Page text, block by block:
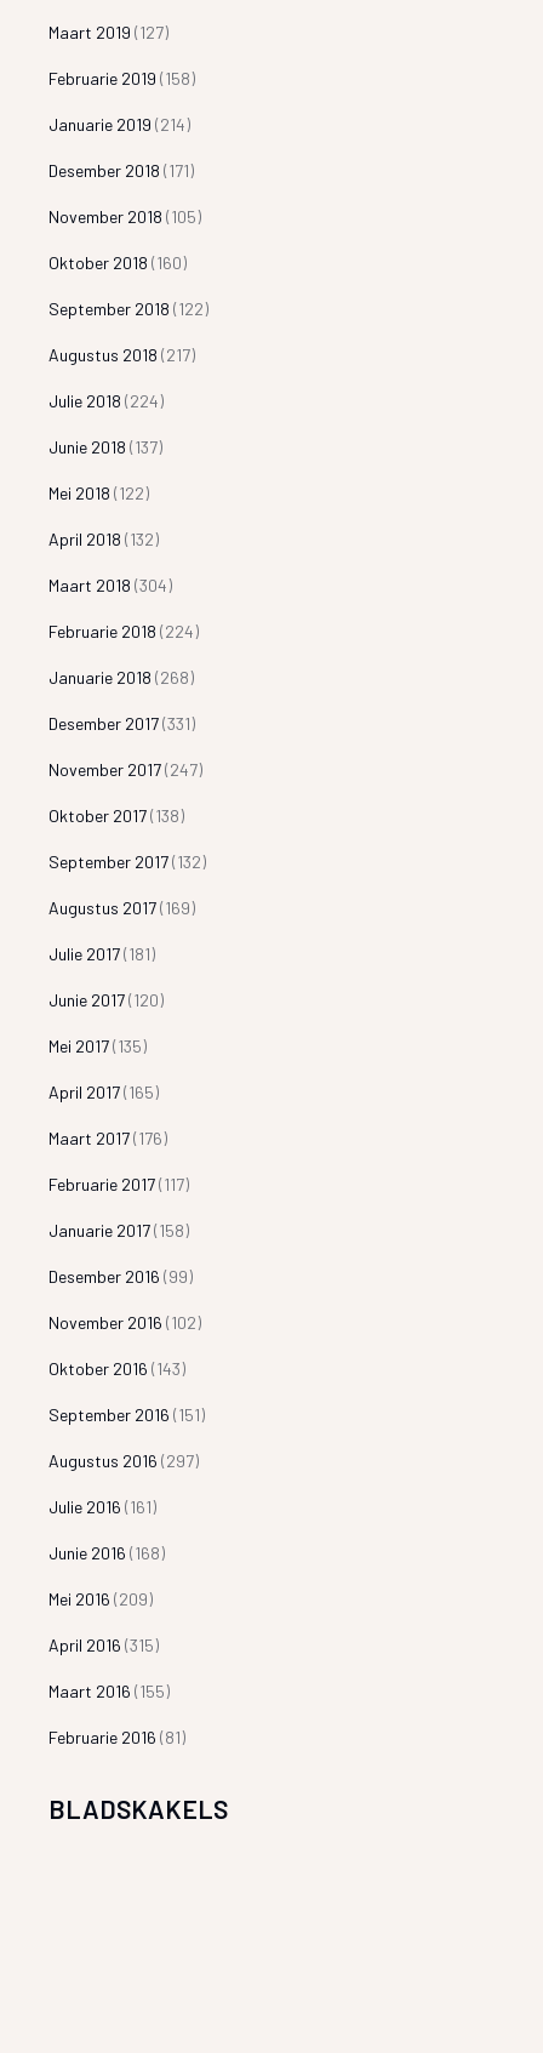
Maart 2019 (127)
Februarie 2019 (158)
Januarie 2019 (214)
Desember 2018 (171)
November 2018 (105)
Oktober 2018 (160)
September 2018 (122)
Augustus 2018 (217)
Julie 2018 (224)
Junie 2018 (137)
Mei 2018 (122)
April 2018 (132)
Maart 2018 (304)
Februarie 2018 (224)
Januarie 2018 (268)
Desember 2017(331)
November 2017(247)
Oktober 2017(138)
September 2017(132)
Augustus 2017(169)
Julie 2017(181)
Junie 2017(120)
Mei 2017(135)
April 2017(165)
Maart 2017(176)
Februarie 2017(117)
Januarie 2017(158)
Desember 2016 (99)
November 2016 (102)
Oktober 2016 (143)
September 2016 (151)
Augustus 2016 (297)
Julie 2016 (161)
Junie 2016 (168)
Mei 2016 (209)
April 2016 (315)
Maart 2016 (155)
Februarie 2016 (81)
BLADSKAKELS